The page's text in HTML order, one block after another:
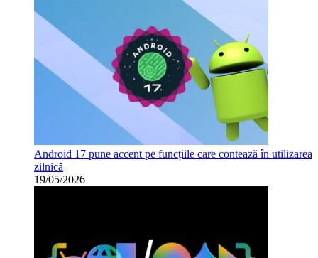
Android 17 pune accent pe funcțiile care contează în utilizarea
zilnică
19/05/2026